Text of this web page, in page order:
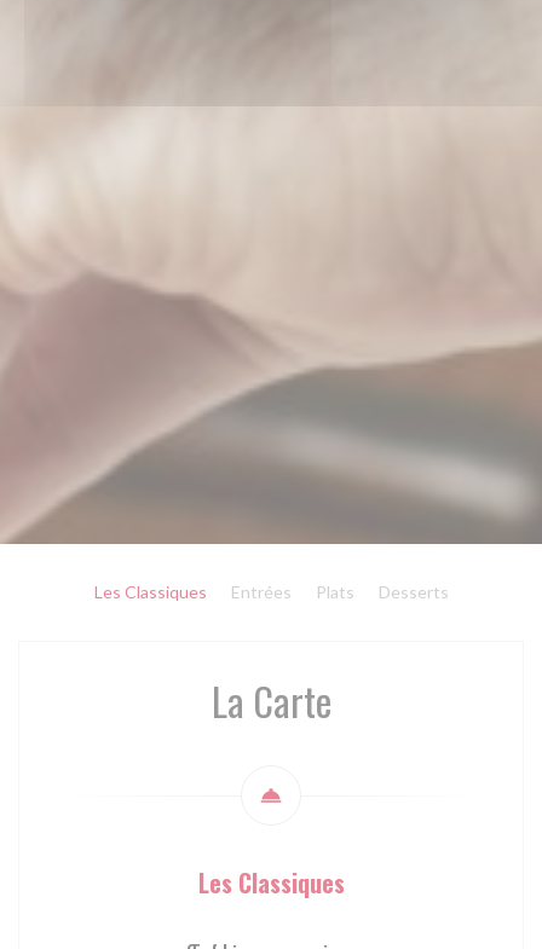
Les Classiques Entrées Plats Desserts
La Carte
Les Classiques